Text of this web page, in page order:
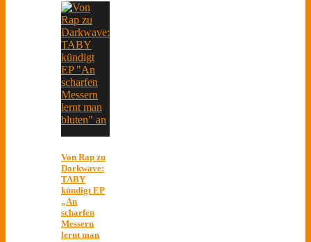
Von Rap zu
Darkwave:
TABY
kündigt EP
„An
scharfen
Messern
lernt man